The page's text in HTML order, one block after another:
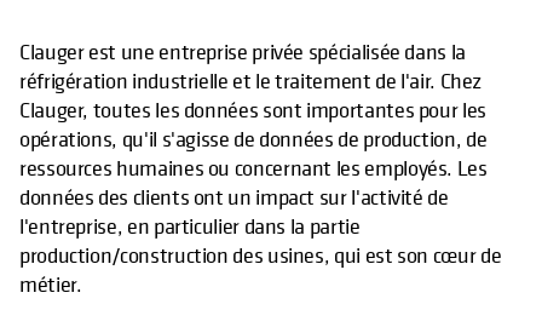
Clauger est une entreprise privée spécialisée dans la
réfrigération industrielle et le traitement de l'air. Chez
Clauger, toutes les données sont importantes pour les
opérations, qu'il s'agisse de données de production, de
ressources humaines ou concernant les employés. Les
données des clients ont un impact sur l'activité de
l'entreprise, en particulier dans la partie
production/construction des usines, qui est son cœur de
métier.